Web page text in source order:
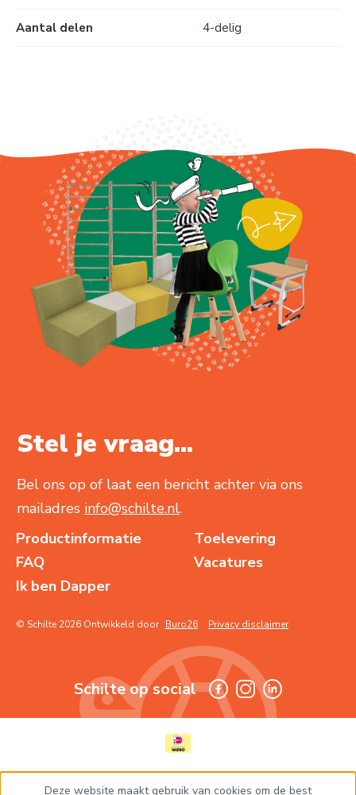
Aantal delen 4-delig
Stel je vraag...
Bel ons op of laat een bericht achter via ons
mailadres info@schilte.nl.
Productinformatie
Toelevering
FAQ
Vacatures
Ik ben Dapper
© Schilte 2026 Ontwikkeld door Buro26 Privacy disclaimer
Schilte op social
Deze website maakt gebruik van cookies om de best